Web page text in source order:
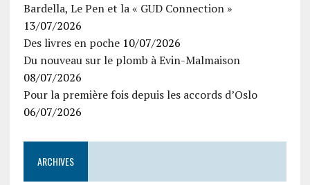
Bardella, Le Pen et la « GUD Connection »
13/07/2026
Des livres en poche 10/07/2026
Du nouveau sur le plomb à Evin-Malmaison
08/07/2026
Pour la première fois depuis les accords d’Oslo
06/07/2026
ARCHIVES